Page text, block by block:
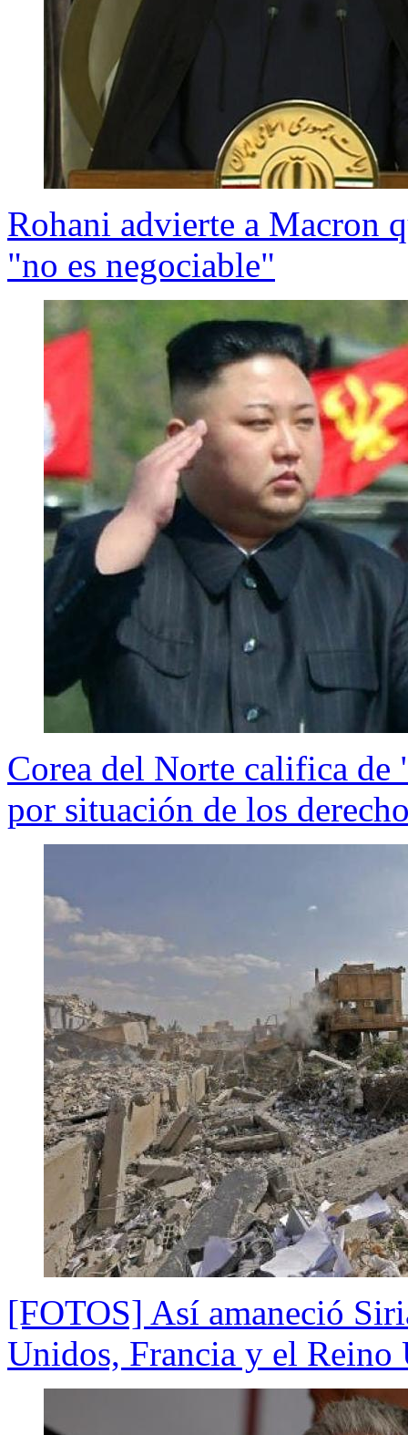
Rohani advierte a Macron
"no es negociable"
Corea del Norte califica
por situación de los
[FOTOS] Así amaneció
Unidos, Francia y el Reino